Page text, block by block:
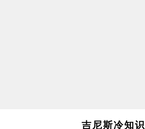
吉尼斯冷知识